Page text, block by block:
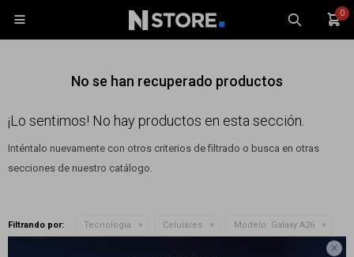

0

No se han recuperado productos
¡Lo sentimos! No hay productos en esta sección.
Inténtalo nuevamente con otros criterios de filtrado o busca en otras
secciones de nuestro catálogo.
Filtrando por: Tecnología Celulares Modelo: Galaxy A26
Wearables